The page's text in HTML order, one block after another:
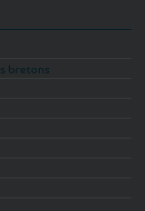
bretons